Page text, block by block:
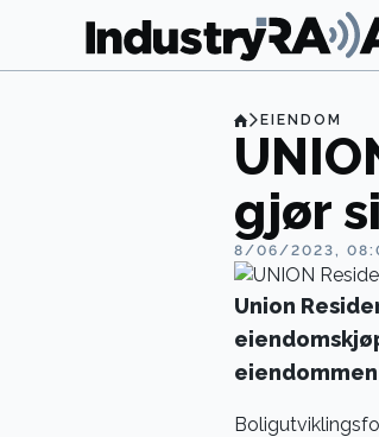
EIENDOM
gjør
8/06/2023,
Union